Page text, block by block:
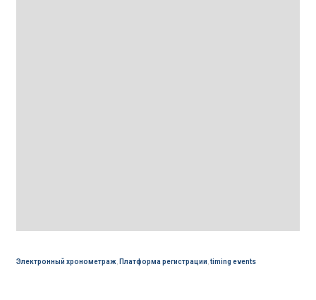
Электронный хронометраж, Платформа регистрации timing events